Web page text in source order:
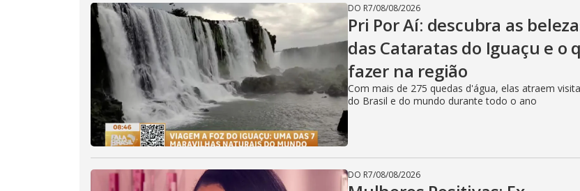
DO R7/08/08/2026
Pri Por Aí: descubra as
das Cataratas do Iguaçu e o
fazer na região
Com mais de 275 quedas d'água, elas atraem
do Brasil e do mundo durante todo o ano
DO R7/08/08/2026